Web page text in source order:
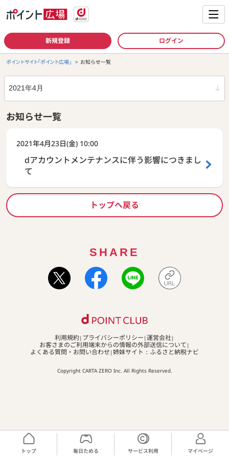
新規登録 ログイン
ポイントサイト「ポイント広場」 お知らせ一覧
年月
お知らせ一覧
2021年4月23日(金) 10:00
dアカウントメンテナンスに伴う影響につきまし
て
トップへ戻る
SHARE
利用規約 プライバシーポリシー 運営会社
お客さまのご利用端末からの情報の外部送信について
よくある質問・お問い合わせ 姉妹サイト：ふるさと納税ナビ
Copyright CARTA ZERO Inc. All Rights Reserved.
トップ 毎日ためる サービス利用 マイページ